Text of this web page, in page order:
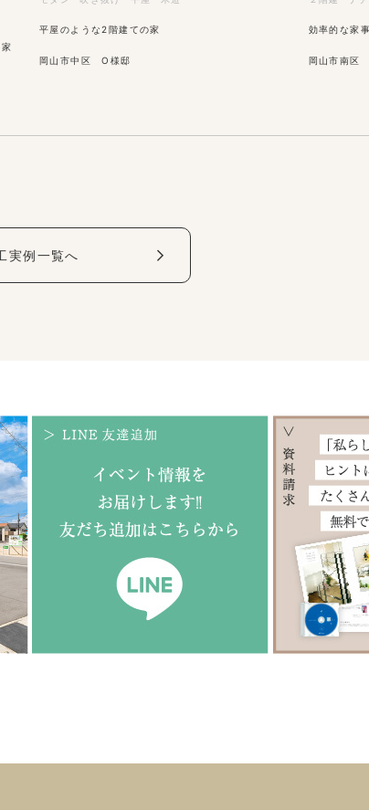
平屋のような2階建ての家
岡山市中区 O様邸
効率的な家
岡山市南区
実例一覧へ